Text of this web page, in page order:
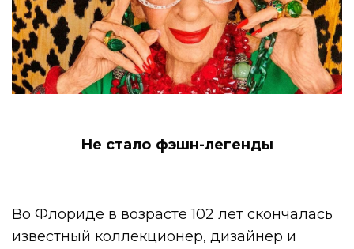
Не стало фэшн-легенды
Во Флориде в возрасте 102 лет скончалась
известный коллекционер, дизайнер и